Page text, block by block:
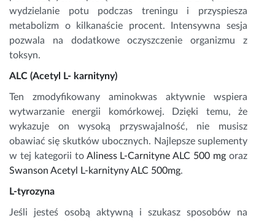
wydzielanie potu podczas treningu i przyspiesza
metabolizm o kilkanaście procent. Intensywna sesja
pozwala na dodatkowe oczyszczenie organizmu z
toksyn.
ALC (Acetyl L- karnityny)
Ten zmodyfikowany aminokwas aktywnie wspiera
wytwarzanie energii komórkowej. Dzięki temu, że
wykazuje on wysoką przyswajalność, nie musisz
obawiać się skutków ubocznych. Najlepsze suplementy
w tej kategorii to Aliness L-Carnityne ALC 500 mgoraz
Swanson Acetyl L-karnityny ALC 500mg.
L-tyrozyna
Jeśli jesteś osobą aktywną i szukasz sposobów na